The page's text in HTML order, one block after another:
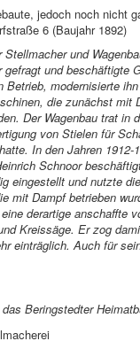
jedoch noch nicht
6 (Baujahr 1892)
und
gefragt und beschäftigte
Betrieb, modernisierte
die zunächst mit
Der Wagenbau trat in
von Stielen für
In den Jahren 1912-
Schnoor
eingestellt und nutzte
mit Dampf betrieben
derartige anschaffte
Kreissäge. Er zog
einträglich. Auch für
Beringstedter